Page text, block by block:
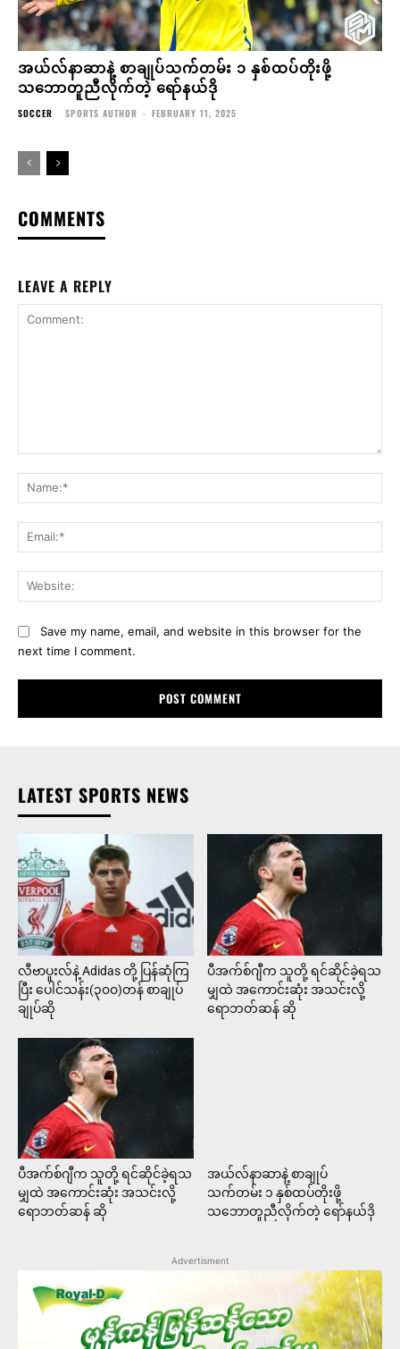
အယ်လ်နာဆာနဲ့ စာချုပ်သက်တမ်း ၁ နှစ်ထပ်တိုးဖို့
သဘောတူညီလိုက်တဲ့ ရော်နယ်ဒို
SOCCER SPORTS AUTHOR - FEBRUARY 11, 2025
COMMENTS
LEAVE A REPLY
Save my name, email, and website in this browser for the
next time I comment.
LATEST SPORTS NEWS
လီဗာပူးလ်နဲ့ Adidas တို့ ပြန်ဆုံကြ
ပြီး ပေါင်သန်း(၃၀၀)တန် စာချုပ်
ချုပ်ဆို
ပီအက်စ်ဂျီက သူတို့ ရင်ဆိုင်ခဲ့ရသ
မျှထဲ အကောင်းဆုံး အသင်းလို့
ရောဘတ်ဆန် ဆို
ပီအက်စ်ဂျီက သူတို့ ရင်ဆိုင်ခဲ့ရသ
မျှထဲ အကောင်းဆုံး အသင်းလို့
ရောဘတ်ဆန် ဆို
အယ်လ်နာဆာနဲ့ စာချုပ်
သက်တမ်း ၁ နှစ်ထပ်တိုးဖို့
သဘောတူညီလိုက်တဲ့ ရော်နယ်ဒို
Advertisment